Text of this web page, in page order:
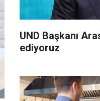
UND Başkanı
ediyoruz